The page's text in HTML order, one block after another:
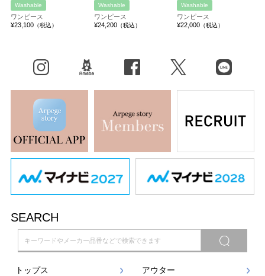
Washable
ワンピース
¥23,100（税込）
Washable
ワンピース
¥24,200（税込）
Washable
ワンピース
¥22,000 （税込）
X（旧Twitter） LINE
SEARCH
トップス アウター